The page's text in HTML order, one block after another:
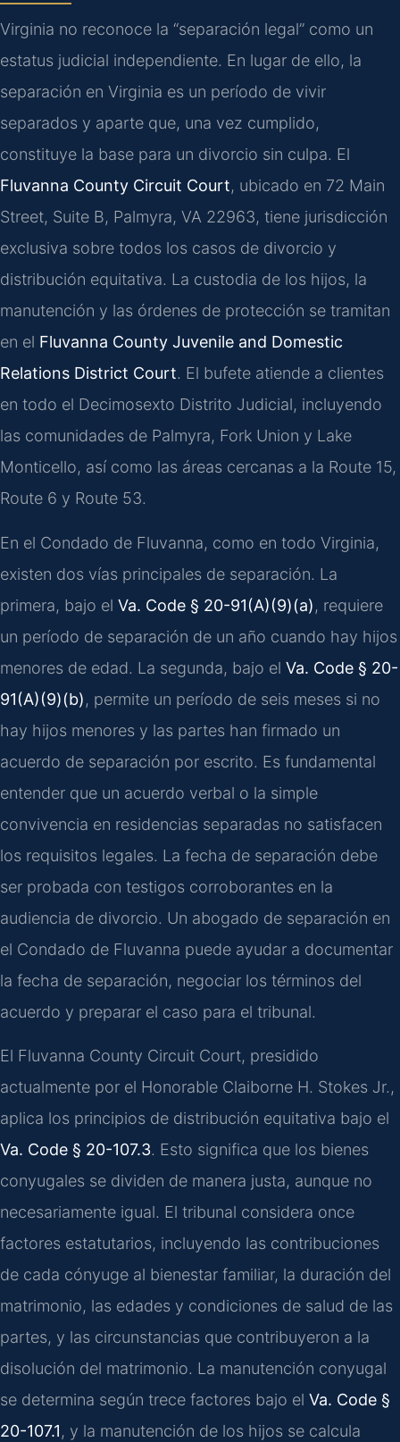
Virginia no reconoce la “separación legal” como un
estatus judicial independiente. En lugar de ello, la
separación en Virginia es un período de vivir
separados y aparte que, una vez cumplido,
constituye la base para un divorcio sin culpa. El
Fluvanna County Circuit Court, ubicado en 72 Main
Street, Suite B, Palmyra, VA 22963, tiene jurisdicción
exclusiva sobre todos los casos de divorcio y
distribución equitativa. La custodia de los hijos, la
manutención y las órdenes de protección se tramitan
en el Fluvanna County Juvenile and Domestic
Relations District Court. El bufete atiende a clientes
en todo el Decimosexto Distrito Judicial, incluyendo
las comunidades de Palmyra, Fork Union y Lake
Monticello, así como las áreas cercanas a la Route 15,
Route 6 y Route 53.
En el Condado de Fluvanna, como en todo Virginia,
existen dos vías principales de separación. La
primera, bajo el Va. Code § 20-91(A)(9)(a), requiere
un período de separación de un año cuando hay hijos
menores de edad. La segunda, bajo el Va. Code § 20-
91(A)(9)(b), permite un período de seis meses si no
hay hijos menores y las partes han firmado un
acuerdo de separación por escrito. Es fundamental
entender que un acuerdo verbal o la simple
convivencia en residencias separadas no satisfacen
los requisitos legales. La fecha de separación debe
ser probada con testigos corroborantes en la
audiencia de divorcio. Un abogado de separación en
el Condado de Fluvanna puede ayudar a documentar
la fecha de separación, negociar los términos del
acuerdo y preparar el caso para el tribunal.
El Fluvanna County Circuit Court, presidido
actualmente por el Honorable Claiborne H. Stokes Jr.,
aplica los principios de distribución equitativa bajo el
Va. Code § 20-107.3. Esto significa que los bienes
conyugales se dividen de manera justa, aunque no
necesariamente igual. El tribunal considera once
factores estatutarios, incluyendo las contribuciones
de cada cónyuge al bienestar familiar, la duración del
matrimonio, las edades y condiciones de salud de las
partes, y las circunstancias que contribuyeron a la
disolución del matrimonio. La manutención conyugal
se determina según trece factores bajo el Va. Code §
20-107.1, y la manutención de los hijos se calcula